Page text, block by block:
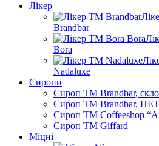
Лікер
Brandbar
Bora
Nadaluxe
Сиропи
Сироп TM Brandbar,
Сироп TM Brandbar,
Сироп TM Coffeeshop
Сироп TM Giffard
Міцні